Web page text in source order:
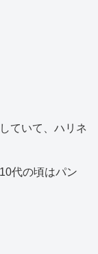
ていて、ハリネ
代の頃はパン